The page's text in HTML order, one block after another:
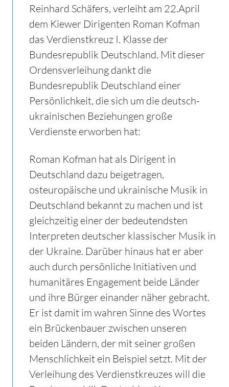
Reinhard Schäfers, verleiht am 22.April
dem Kiewer Dirigenten Roman Kofman
das Verdienstkreuz I. Klasse der
Bundesrepublik Deutschland. Mit dieser
Ordensverleihung dankt die
Bundesrepublik Deutschland einer
Persönlichkeit, die sich um die deutsch-
ukrainischen Beziehungen große
Verdienste erworben hat:
Roman Kofman hat als Dirigent in
Deutschland dazu beigetragen,
osteuropäische und ukrainische Musik in
Deutschland bekannt zu machen und ist
gleichzeitig einer der bedeutendsten
Interpreten deutscher klassischer Musik in
der Ukraine. Darüber hinaus hat er aber
auch durch persönliche Initiativen und
humanitäres Engagement beide Länder
und ihre Bürger einander näher gebracht.
Er ist damit im wahren Sinne des Wortes
ein Brückenbauer zwischen unseren
beiden Ländern, der mit seiner großen
Menschlichkeit ein Beispiel setzt. Mit der
Verleihung des Verdienstkreuzes will die